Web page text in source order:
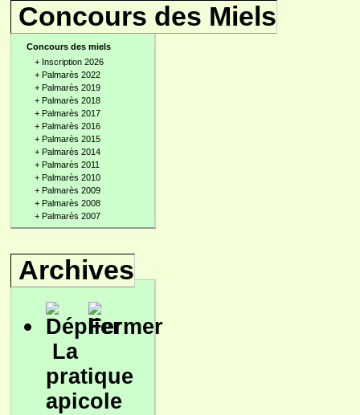
Concours des Miels
Concours des miels
+ Inscription 2026
+ Palmarès 2022
+ Palmarès 2019
+ Palmarès 2018
+ Palmarès 2017
+ Palmarès 2016
+ Palmarès 2015
+ Palmarès 2014
+ Palmarès 2011
+ Palmarès 2010
+ Palmarès 2009
+ Palmarès 2008
+ Palmarès 2007
Archives
La
pratique
apicole